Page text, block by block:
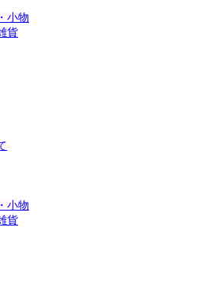
小物
貨
小物
貨